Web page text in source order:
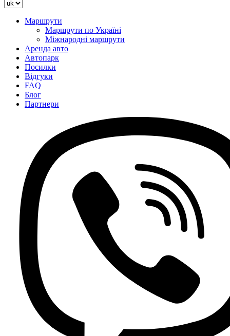
Маршрути
Маршрути по Україні
Міжнародні маршрути
Аренда авто
Автопарк
Посилки
Відгуки
FAQ
Блог
Партнери